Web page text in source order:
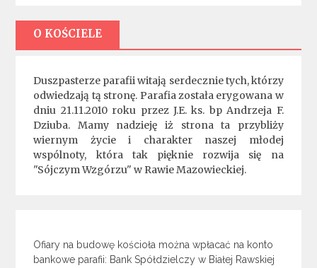
O KOŚCIELE
Duszpasterze parafii witają serdecznie tych, którzy
odwiedzają tą stronę. Parafia została erygowana w
dniu 21.11.2010 roku przez J.E. ks. bp Andrzeja F.
Dziuba. Mamy nadzieję iż strona ta przybliży
wiernym życie i charakter naszej młodej
wspólnoty, która tak pięknie rozwija się na
"Sójczym Wzgórzu" w Rawie Mazowieckiej.
Ofiary na budowę kościoła można wpłacać na konto
bankowe parafii: Bank Spółdzielczy w Białej Rawskiej